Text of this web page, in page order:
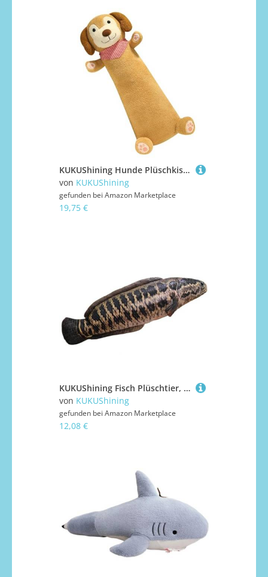
KUKUShining Hunde Plüschkissen, Süße Lange Stofftierpuppen Weiche Umarmungen Kawaii Plüschtiere for Die Heimdekoration Geschenk Kinder(Yellow)
von KUKUShining
gefunden bei Amazon Marketplace
19,75 €
KUKUShining Fisch Plüschtier, Weich Gefülltes Dekoratives Schlafkissen Süßes Plüschkissen Als Geschenk for Kinder Geburtstag Erwachsene(Black,60cm/23.6in)
von KUKUShining
gefunden bei Amazon Marketplace
12,08 €